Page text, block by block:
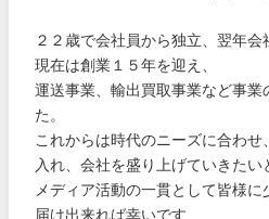
２２歳で会社員から独立、翌年会
現在は創業１５年を迎え、
運送事業、輸出買取事業など事業
た。
これからは時代のニーズに合わ
入れ、会社を盛り上げていきたい
メディア活動の一貫として皆様
届け出来れば幸いです